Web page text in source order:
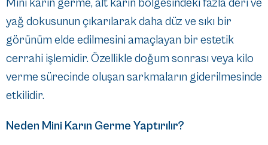
Mini karın germe, alt karın bölgesindeki fazla deri ve
yağ dokusunun çıkarılarak daha düz ve sıkı bir
görünüm elde edilmesini amaçlayan bir estetik
cerrahi işlemidir. Özellikle doğum sonrası veya kilo
verme sürecinde oluşan sarkmaların giderilmesinde
etkilidir.
Neden Mini Karın Germe Yaptırılır?